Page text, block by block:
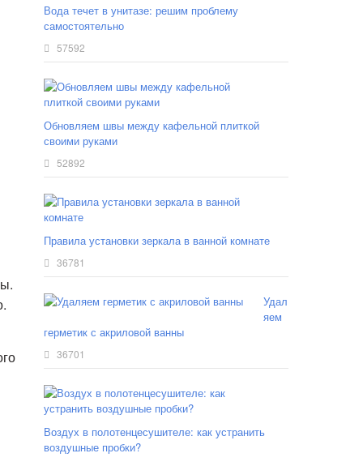
Вода течет в унитазе: решим проблему
самостоятельно
57592
Обновляем швы между кафельной плиткой
своими руками
52892
Правила установки зеркала в ванной комнате
36781
Удал
яем
герметик с акриловой ванны
36701
Воздух в полотенцесушителе: как устранить
воздушные пробки?